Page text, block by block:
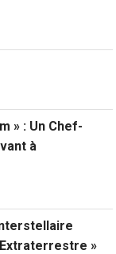
» : Un Chef-
à
Extraterrestre »